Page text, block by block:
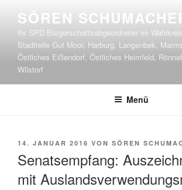
Inhalt
springen
SÖREN
Ihr SPD Bürgerschaftsabgeordneter im
Stadtteile Gut Moor, Harburg, Langenbek,
Östliches Eißendorf, Östliches Heimfeld,
Wilstorf
Menü
VERÖFFENTLICHT
14. JANUAR 2016 VON SÖREN
Senatsempfang:
mit